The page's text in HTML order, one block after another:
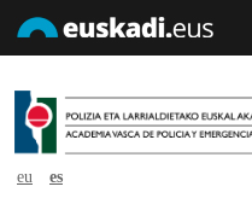
eu
es